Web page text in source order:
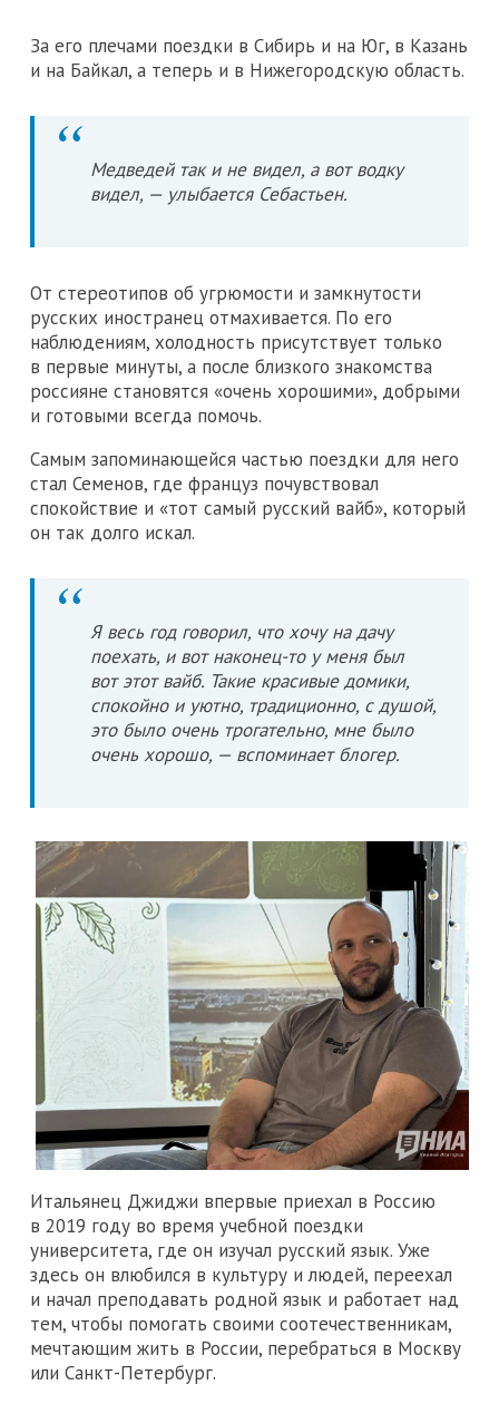
За его плечами поездки в Сибирь и на Юг, в Казань
и на Байкал, а теперь и в Нижегородскую область.
Медведей так и не видел, а вот водку
видел, — улыбается Себастьен.
От стереотипов об угрюмости и замкнутости
русских иностранец отмахивается. По его
наблюдениям, холодность присутствует только
в первые минуты, а после близкого знакомства
россияне становятся «очень хорошими», добрыми
и готовыми всегда помочь.
Самым запоминающейся частью поездки для него
стал Семенов, где француз почувствовал
спокойствие и «тот самый русский вайб», который
он так долго искал.
Я весь год говорил, что хочу на дачу
поехать, и вот наконец-то у меня был
вот этот вайб. Такие красивые домики,
спокойно и уютно, традиционно, с душой,
это было очень трогательно, мне было
очень хорошо, — вспоминает блогер.
Итальянец Джиджи впервые приехал в Россию
в 2019 году во время учебной поездки
университета, где он изучал русский язык. Уже
здесь он влюбился в культуру и людей, переехал
и начал преподавать родной язык и работает над
тем, чтобы помогать своими соотечественникам,
мечтающим жить в России, перебраться в Москву
или Санкт-Петербург.